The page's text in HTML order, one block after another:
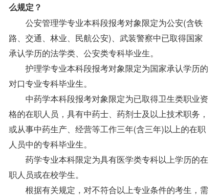
么规定？
公安管理学专业本科段报考对象限定为公安(含铁
路、交通、林业、民航公安)、武装警察中已取得国家
承认学历的法学类、公安类专科毕业生。
护理学专业本科段报考对象限定为国家承认学历的
对口专业专科毕业生。
中药学本科段报考对象限定为已取得卫生类职业资
格的在职人员，具有中药士、药剂士及以上技术职务，
或从事中药生产、经营等工作三年(含三年)以上的在职
人员中的专科毕业生。
药学专业本科限定为具有医学类专科以上学历的在
职人员或在校学生。
根据有关规定，对不符合以上专业条件的考生，需